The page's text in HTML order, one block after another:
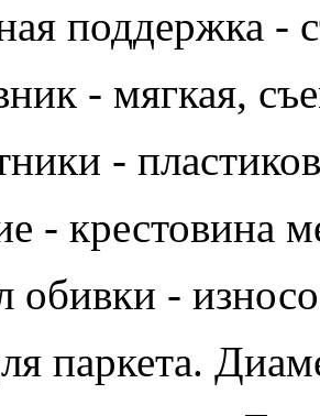
поддержка -
- мягкая,
-
- крестовина
обивки -
паркета.